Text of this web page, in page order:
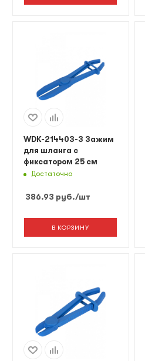
WDK-214403-3 Зажим
для шланга с
фиксатором 25 см
Достаточно
386.93 руб./шт
В КОРЗИНУ